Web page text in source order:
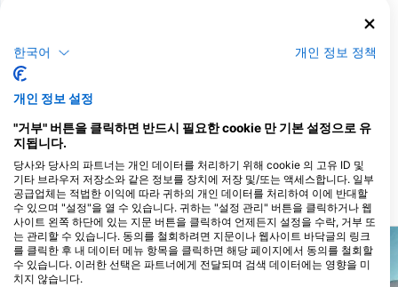
이 다이빙 장소를 이용하는 다이빙 센터
Scuba Guam
167 Marine Corp Dr, 96910
Hagatna, 괌
가까운 다이빙 사이트
한국어 개인 정보 정책
개인 정보 설정
"거부" 버튼을 클릭하면 반드시 필요한 cookie 만 기본 설정으로 유
지됩니다.
당사와 당사의 파트너는 개인 데이터를 처리하기 위해 cookie 의 고유 ID 및
기타 브라우저 저장소와 같은 정보를 장치에 저장 및/또는 액세스합니다. 일부
공급업체는 적법한 이익에 따라 귀하의 개인 데이터를 처리하여 이에 반대할
수 있으며 "설정"을 열 수 있습니다. 귀하는 "설정 관리" 버튼을 클릭하거나 웹
사이트 왼쪽 하단에 있는 지문 버튼을 클릭하여 언제든지 설정을 수락, 거부 또
는 관리할 수 있습니다. 동의를 철회하려면 지문이나 웹사이트 바닥글의 링크
를 클릭한 후 내 데이터 메뉴 항목을 클릭하면 해당 페이지에서 동의를 철회할
수 있습니다. 이러한 선택은 파트너에게 전달되며 검색 데이터에는 영향을 미
치지 않습니다.